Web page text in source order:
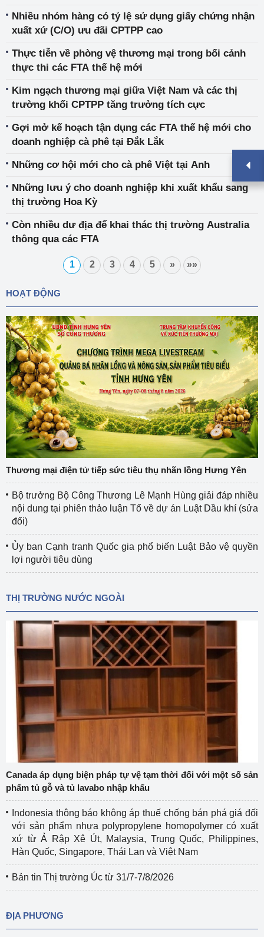
Nhiều nhóm hàng có tỷ lệ sử dụng giấy chứng nhận
xuất xứ (C/O) ưu đãi CPTPP cao
Thực tiễn về phòng vệ thương mại trong bối cảnh
thực thi các FTA thế hệ mới
Kim ngạch thương mại giữa Việt Nam và các thị
trường khối CPTPP tăng trưởng tích cực
Gợi mở kế hoạch tận dụng các FTA thế hệ mới cho
doanh nghiệp cà phê tại Đắk Lắk
Những cơ hội mới cho cà phê Việt tại Anh
Những lưu ý cho doanh nghiệp khi xuất khẩu sang
thị trường Hoa Kỳ
Còn nhiều dư địa để khai thác thị trường Australia
thông qua các FTA
1 2 3 4 5 » »»
HOẠT ĐỘNG
Thương mại điện tử tiếp sức tiêu thụ nhãn lồng Hưng Yên
Bộ trưởng Bộ Công Thương Lê Mạnh Hùng giải đáp nhiều
nội dung tại phiên thảo luận Tổ về dự án Luật Dầu khí (sửa
đổi)
Ủy ban Cạnh tranh Quốc gia phổ biến Luật Bảo vệ quyền
lợi người tiêu dùng
THỊ TRƯỜNG NƯỚC NGOÀI
Canada áp dụng biện pháp tự vệ tạm thời đối với một số sản
phẩm tủ gỗ và tủ lavabo nhập khẩu
Indonesia thông báo không áp thuế chống bán phá giá đối
với sản phẩm nhựa polypropylene homopolymer có xuất
xứ từ Ả Rập Xê Út, Malaysia, Trung Quốc, Philippines,
Hàn Quốc, Singapore, Thái Lan và Việt Nam
Bản tin Thị trường Úc từ 31/7-7/8/2026
ĐỊA PHƯƠNG